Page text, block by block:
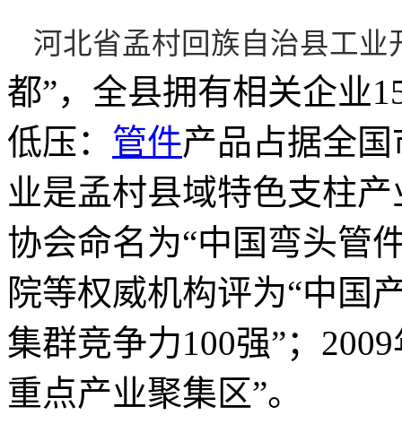
河北省孟村回族自治县工业
都”，全县拥有相关企业
低压： 管件产品占据全
业是孟村县域特色支柱
协会命名为“中国弯头管
院等权威机构评为“中国
集群竞争力100强”；
重点产业聚集区”。